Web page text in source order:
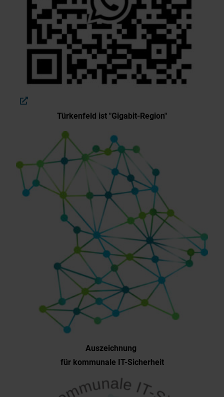
Türkenfeld ist "Gigabit-Region"
Auszeichnung
für kommunale IT-Sicherheit